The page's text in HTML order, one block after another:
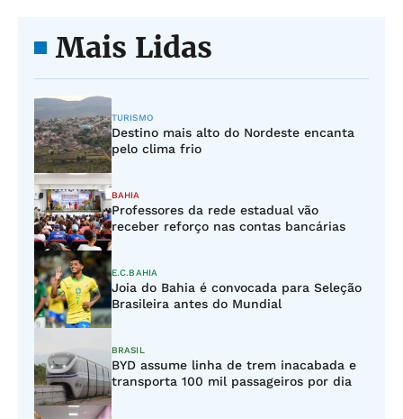
Mais Lidas
TURISMO
Destino mais alto do Nordeste encanta
pelo clima frio
BAHIA
Professores da rede estadual vão
receber reforço nas contas bancárias
E.C.BAHIA
Joia do Bahia é convocada para Seleção
Brasileira antes do Mundial
BRASIL
BYD assume linha de trem inacabada e
transporta 100 mil passageiros por dia